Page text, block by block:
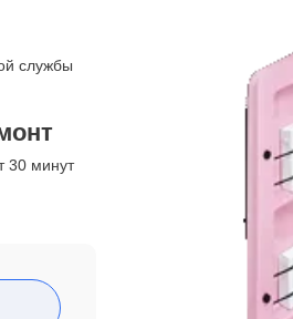
службы
30 минут